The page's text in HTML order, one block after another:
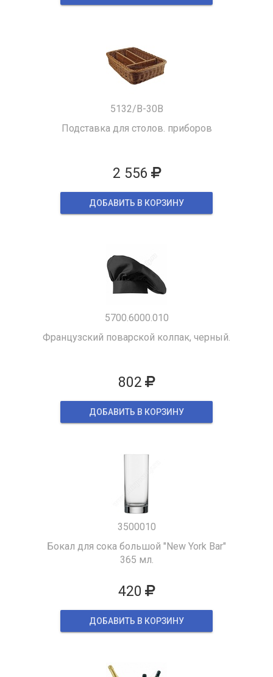
5132/B-30B
Подставка для столов. приборов
2 556
ДОБАВИТЬ В КОРЗИНУ
5700.6000.010
Французский поварской колпак, черный.
802
ДОБАВИТЬ В КОРЗИНУ
3500010
Бокал для сока большой "New York Bar"
365 мл.
420
ДОБАВИТЬ В КОРЗИНУ